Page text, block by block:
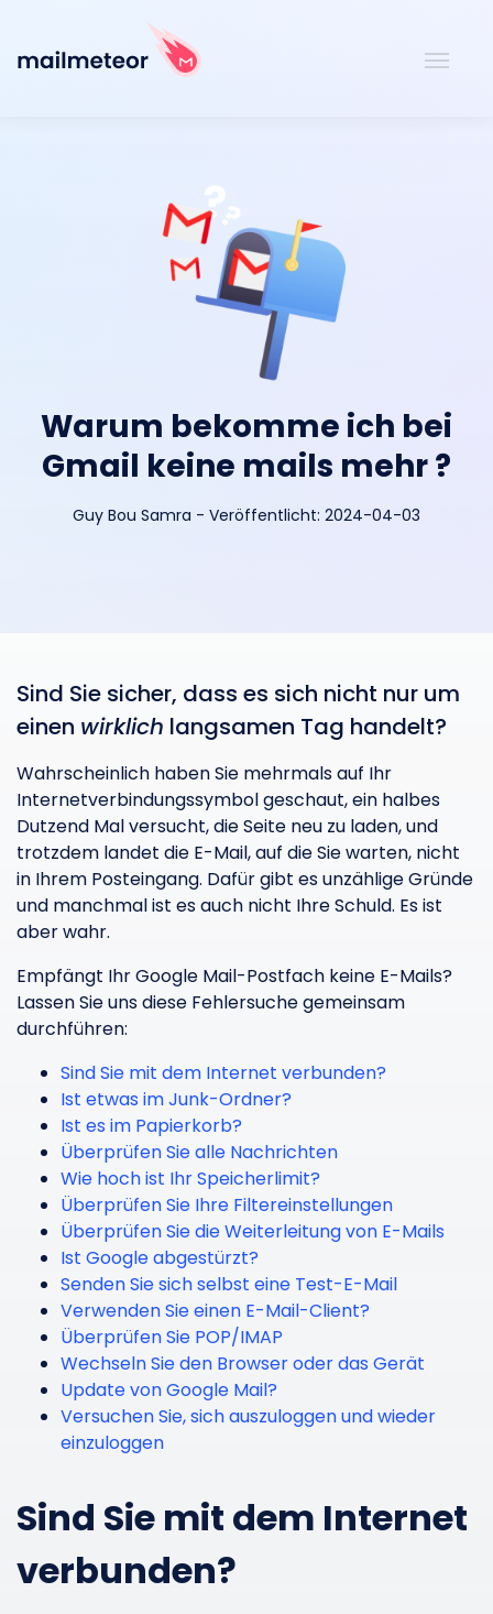
Warum bekomme ich bei
Gmail keine mails mehr ?
Guy Bou Samra - Veröffentlicht: 2024-04-03
Sind Sie sicher, dass es sich nicht nur um
einen wirklich langsamen Tag handelt?
Wahrscheinlich haben Sie mehrmals auf Ihr
Internetverbindungssymbol geschaut, ein halbes
Dutzend Mal versucht, die Seite neu zu laden, und
trotzdem landet die E-Mail, auf die Sie warten, nicht
in Ihrem Posteingang. Dafür gibt es unzählige Gründe
und manchmal ist es auch nicht Ihre Schuld. Es ist
aber wahr.
Empfängt Ihr Google Mail-Postfach keine E-Mails?
Lassen Sie uns diese Fehlersuche gemeinsam
durchführen:
Sind Sie mit dem Internet verbunden?
Ist etwas im Junk-Ordner?
Ist es im Papierkorb?
Überprüfen Sie alle Nachrichten
Wie hoch ist Ihr Speicherlimit?
Überprüfen Sie Ihre Filtereinstellungen
Überprüfen Sie die Weiterleitung von E-Mails
Ist Google abgestürzt?
Senden Sie sich selbst eine Test-E-Mail
Verwenden Sie einen E-Mail-Client?
Überprüfen Sie POP/IMAP
Wechseln Sie den Browser oder das Gerät
Update von Google Mail?
Versuchen Sie, sich auszuloggen und wieder
einzuloggen
Sind Sie mit dem Internet
verbunden?